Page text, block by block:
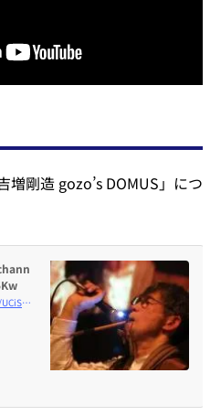
剛造 gozo’s DOMUS」につ
https://www.youtube.com/channel/UCiSexx2GYYS_JAYlpt8n5Kw